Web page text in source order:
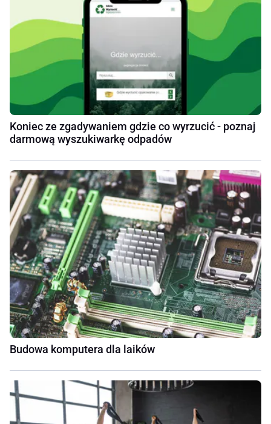
Koniec ze zgadywaniem gdzie co wyrzucić - poznaj
darmową wyszukiwarkę odpadów
Budowa komputera dla laików